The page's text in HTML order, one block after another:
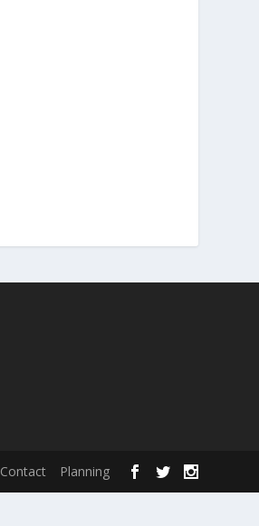
Contact Planning